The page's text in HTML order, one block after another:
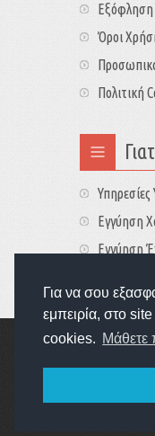
Για να σου
εμπειρία, στο
cookies. Μάθετε
Εξόφληση
Όροι
Πολιτική
Εγγύηση
Εγγύηση
Οι